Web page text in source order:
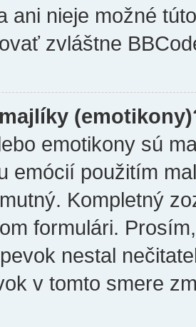
ani nieje možné
zvláštne
emotikony sú
emócií použitím
Kompletný
formulári.
nestal
v tomto smere